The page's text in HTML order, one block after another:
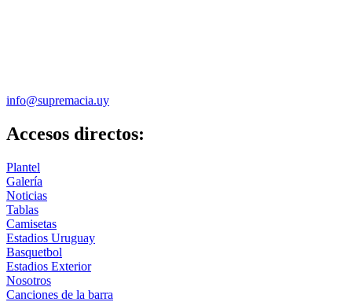
info@supremacia.uy
Accesos directos:
Plantel
Galería
Noticias
Tablas
Camisetas
Estadios Uruguay
Basquetbol
Estadios Exterior
Nosotros
Canciones de la barra